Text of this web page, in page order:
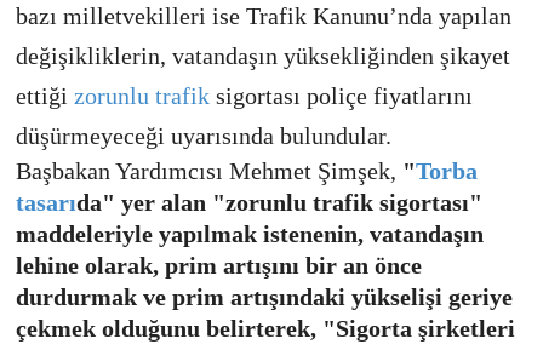
bazı milletvekilleri ise Trafik Kanunu’nda yapılan
değişikliklerin, vatandaşın yüksekliğinden şikayet
ettiği zorunlu trafik sigortası poliçe fiyatlarını
düşürmeyeceği uyarısında bulundular.
Başbakan Yardımcısı Mehmet Şimşek, "Torba
tasarıda" yer alan "zorunlu trafik sigortası"
maddeleriyle yapılmak istenenin, vatandaşın
lehine olarak, prim artışını bir an önce
durdurmak ve prim artışındaki yükselişi geriye
çekmek olduğunu belirterek, "Sigorta şirketleri